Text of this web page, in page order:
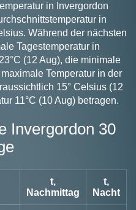
in Invergordon
in
Während der nächsten
Tagestemperatur in
(12 Aug), die minimale
Temperatur in der
15° Celsius (12
11°C (10 Aug) betragen.
t,
Nachmittag
t,
Nacht